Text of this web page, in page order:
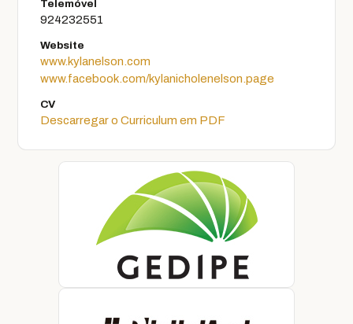
Telemóvel
924232551
Website
www.kylanelson.com
www.facebook.com/kylanicholenelson.page
CV
Descarregar o Curriculum em PDF